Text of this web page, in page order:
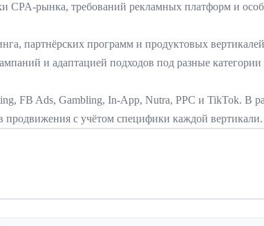
рынка, требований рекламных платформ и
партнёрских программ и продуктовых
и адаптацией подходов под разные
FB Ads, Gambling, In-App, Nutra, PPC и TikTok. В
с учётом специфики каждой вертикали.